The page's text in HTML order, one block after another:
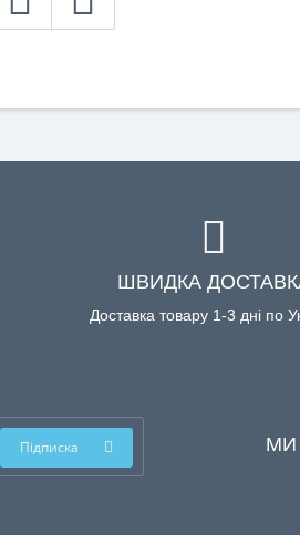
ШВИДКА
Доставка товару 1-3 дні по
Підписка МИ